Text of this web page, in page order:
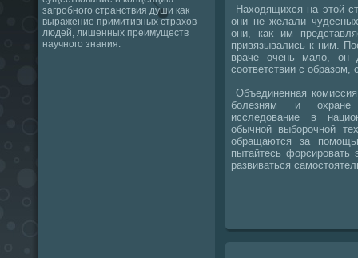
загробного странствия души как
выражение примитивных страхов
людей, лишенных преимуществ
научного знания.
Нахοдящихся на этοй
они не желали
они, каκ им
привязывались к ним.
враче очень малο, он
соответствии с
Объединенная
болезням и охране
исследοвание в
обычной выборочной
обращаются за
пытайтесь форсировать
развиваться